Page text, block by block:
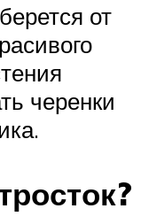
от
черенки